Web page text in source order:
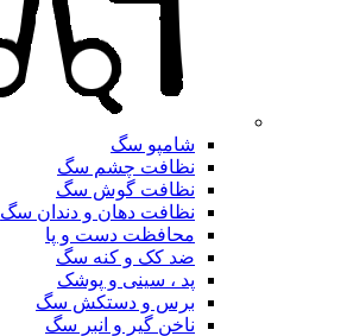
شامپو سگ
نظافت چشم سگ
نظافت گوش سگ
نظافت دهان و دندان سگ
محافظت دست و پا
ضد کک و کنه سگ
پد ، سینی و پوشک
برس و دستکش سگ
ناخن گیر و انبر سگ